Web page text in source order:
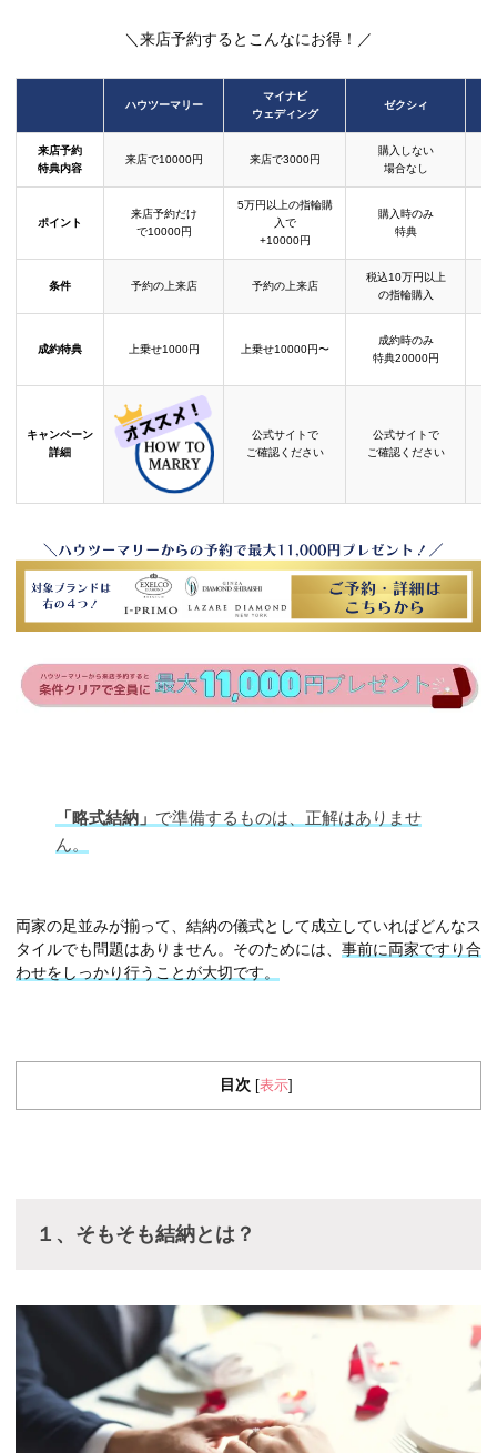
＼来店予約するとこんなにお得！／
ハウツーマリー
マイナビ
ウェディング
ゼクシィ
来店予約
特典内容
来店で10000円 来店で3000円
購入しない
場合なし
ポイント
来店予約だけ
で10000円
5万円以上の指輪購
入で
+10000円
購入時のみ
特典
条件 予約の上来店 予約の上来店
税込10万円以上
の指輪購入
成約特典 上乗せ1000円 上乗せ10000円〜
成約時のみ
特典20000円
キャンペーン
詳細
公式サイトで
ご確認ください
公式サイトで
ご確認ください
「略式結納」 で準備するものは、正解はありませ
ん。
両家の足並みが揃って、結納の儀式として成立していればどんなス
タイルでも問題はありません。そのためには、 事前に両家ですり合
わせをしっかり行うことが大切です。
目次 表示
１、そもそも結納とは？